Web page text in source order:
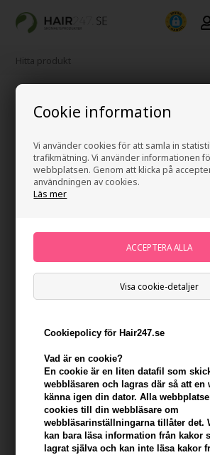
Cookie information
Vi använder cookies för att samla in
trafikmätning. Vi använder informationen
webbplatsen. Genom att klicka på
användningen av cookies.
Läs mer
Visa cookie-detaljer
Cookiepolicy för Hair247.se
Vad är en cookie?
En cookie är en liten datafil som
webbläsaren och lagras där så att en
känna igen din dator. Alla
cookies till din webbläsare om
webbläsarinställningarna tillåter det.
kan bara läsa information från kakor
lagrat själva och kan inte läsa kakor